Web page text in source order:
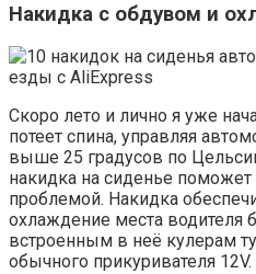
Накидка с обдувом и
Скоро лето и лично я уже
потеет спина, управляя
выше 25 градусов по
накидка на сиденье поможет
проблемой. Накидка
охлаждение места водителя
встроенным в неё кулерам
обычного прикуривателя 12V.